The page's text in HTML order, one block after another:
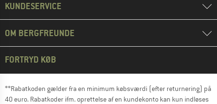
KUNDESERVICE
OM BERGFREUNDE
FORTRYD KØB
**Rabatkoden gælder fra en minimum købsværdi (efter returnering) på
40 euro. Rabatkoder ifm. oprettelse af en kundekonto kan kun indløses